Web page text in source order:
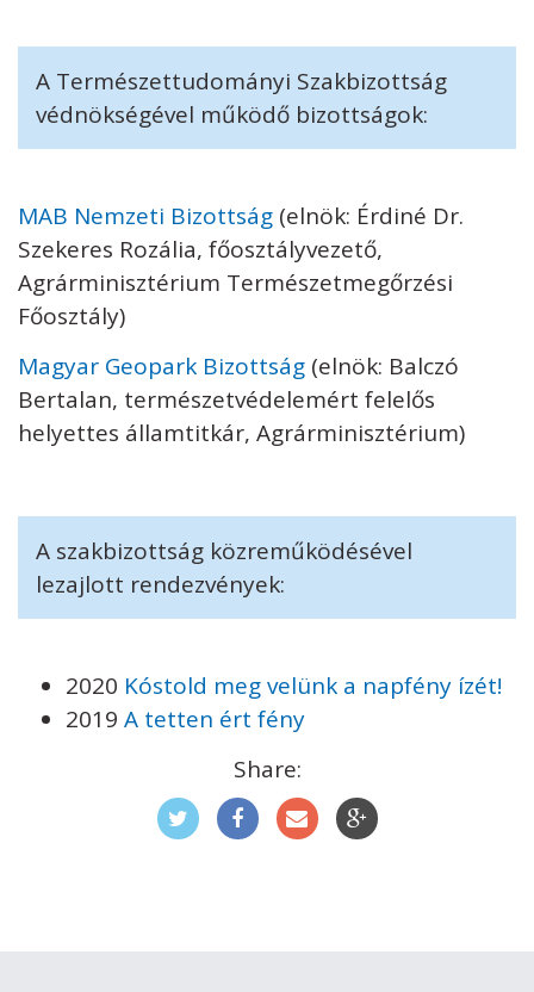
A Természettudományi Szakbizottság
védnökségével működő bizottságok:
MAB Nemzeti Bizottság (elnök: Érdiné Dr.
Szekeres Rozália, főosztályvezető,
Agrárminisztérium Természetmegőrzési
Főosztály)
Magyar Geopark Bizottság (elnök: Balczó
Bertalan, természetvédelemért felelős
helyettes államtitkár, Agrárminisztérium)
A szakbizottság közreműködésével
lezajlott rendezvények:
2020 Kóstold meg velünk a napfény ízét!
2019 A tetten ért fény
Share: